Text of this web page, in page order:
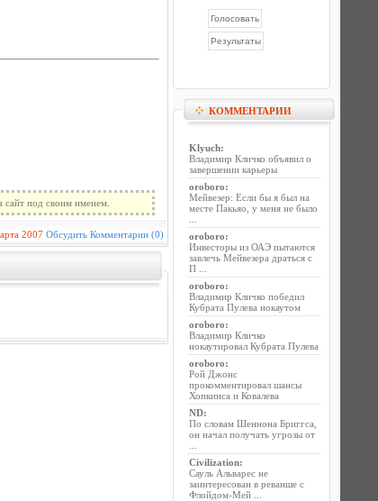
сайт под своим именем.
2007 Обсудить Комментарии (0)
КОММЕНТАРИИ
Klyuch:
Владимир Кличко объявил о
завершении карьеры
oroboro:
Мейвезер: Если бы я был на
месте Пакьяо, у меня не было
oroboro:
Инвесторы из ОАЭ пытаются
завлечь Мейвезера драться с
П ...
oroboro:
Владимир Кличко победил
Кубрата Пулева нокаутом
oroboro:
Владимир Кличко
нокаутировал Кубрата Пулева
oroboro:
Рой Джонс
прокомментировал шансы
Хопкинса и Ковалева
ND:
По словам Шеннона Бриггса,
он начал получать угрозы от
Civilization:
Сауль Альварес не
заинтересован в реванше с
Флойдом-Мей ...